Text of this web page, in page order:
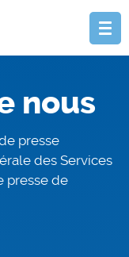
nous
presse
des Services
presse de